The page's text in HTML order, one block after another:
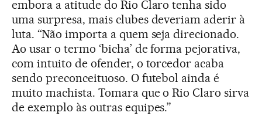
embora a atitude do Rio Claro tenha sido
uma surpresa, mais clubes deveriam aderir à
luta. “Não importa a quem seja direcionado.
Ao usar o termo ‘bicha’ de forma pejorativa,
com intuito de ofender, o torcedor acaba
sendo preconceituoso. O futebol ainda é
muito machista. Tomara que o Rio Claro sirva
de exemplo às outras equipes.”